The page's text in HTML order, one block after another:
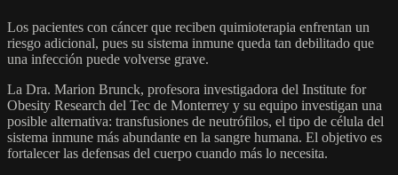
Los pacientes con cáncer que reciben quimioterapia enfrentan un
riesgo adicional, pues su sistema inmune queda tan debilitado que
una infección puede volverse grave.
La Dra. Marion Brunck, profesora investigadora del Institute for
Obesity Research del Tec de Monterrey y su equipo investigan una
posible alternativa: transfusiones de neutrófilos, el tipo de célula del
sistema inmune más abundante en la sangre humana. El objetivo es
fortalecer las defensas del cuerpo cuando más lo necesita.